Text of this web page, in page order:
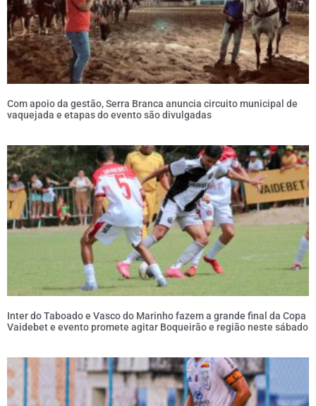
Com apoio da gestão, Serra Branca anuncia circuito municipal de
vaquejada e etapas do evento são divulgadas
Inter do Taboado e Vasco do Marinho fazem a grande final da Copa
Vaidebet e evento promete agitar Boqueirão e região neste sábado